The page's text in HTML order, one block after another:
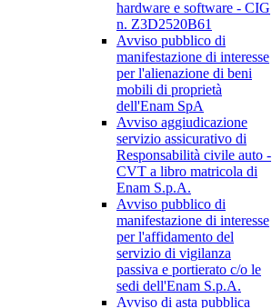
hardware e software - CIG
n. Z3D2520B61
Avviso pubblico di
manifestazione di interesse
per l'alienazione di beni
mobili di proprietà
dell'Enam SpA
Avviso aggiudicazione
servizio assicurativo di
Responsabilità civile auto -
CVT a libro matricola di
Enam S.p.A.
Avviso pubblico di
manifestazione di interesse
per l'affidamento del
servizio di vigilanza
passiva e portierato c/o le
sedi dell'Enam S.p.A.
Avviso di asta pubblica